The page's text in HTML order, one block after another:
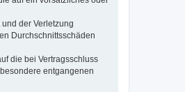
der Verletzung
Durchschnittsschäden
die bei Vertragsschluss
entgangenen